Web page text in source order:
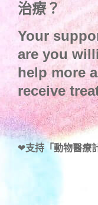
治療？
Your
are you
help more
receive
❤支持「動物醫療